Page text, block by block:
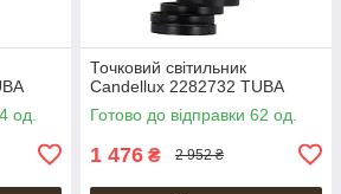
од.
Точковий світильник
Candellux 2282732 TUBA
Готово до відправки 62 од.
1 476 ₴ 2 952 ₴